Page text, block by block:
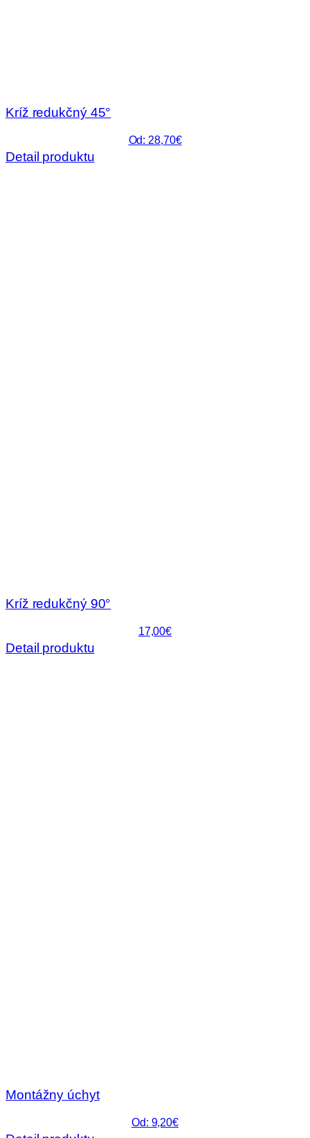
Kríž redukčný 45°
Od: 28,70€
Detail produktu
Kríž redukčný 90°
17,00€
Detail produktu
Montážny úchyt
Od: 9,20€